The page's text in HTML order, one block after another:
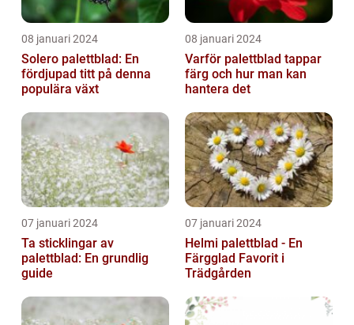
08 januari 2024
Solero palettblad: En
fördjupad titt på denna
populära växt
08 januari 2024
Varför palettblad tappar
färg och hur man kan
hantera det
07 januari 2024
Ta sticklingar av
palettblad: En grundlig
guide
07 januari 2024
Helmi palettblad - En
Färgglad Favorit i
Trädgården